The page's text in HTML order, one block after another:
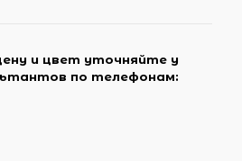
и цвет уточняйте у
по телефонам: